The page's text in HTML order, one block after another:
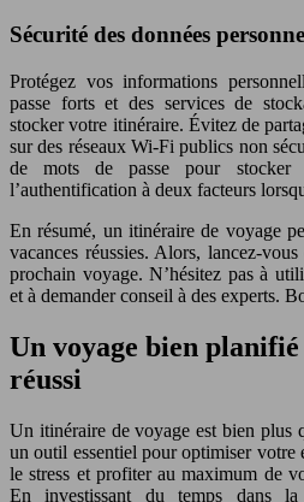
Sécurité des données
Protégez vos informations
passe forts et des services de
stocker votre itinéraire. Évitez de
sur des réseaux Wi-Fi publics non
de mots de passe pour stocker
l’authentification à deux facteurs
En résumé, un itinéraire de voyage
vacances réussies. Alors, lancez-
prochain voyage. N’hésitez pas à
et à demander conseil à des experts.
Un voyage bien planifié
réussi
Un itinéraire de voyage est bien plus
un outil essentiel pour optimiser votre
le stress et profiter au maximum de
En investissant du temps dans